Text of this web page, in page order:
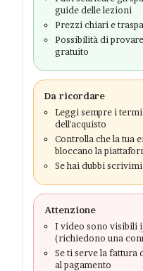
guide delle lezioni
Prezzi chiari e
Possibilità di
gratuito
Da ricordare
Leggi sempre i
dell'acquisto
Controlla che la tua
bloccano la
Se hai dubbi
Attenzione
I video sono visibili
(richiedono una
Se ti serve la fattura
al pagamento